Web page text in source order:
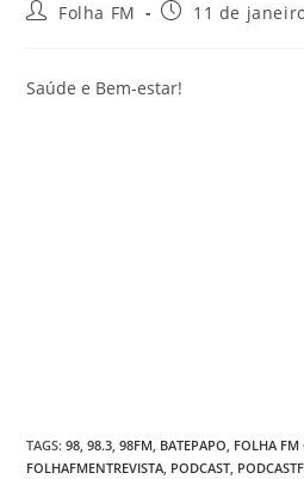
Folha FM 11 de
Saúde e Bem-estar!
TAGS:98 98.3 98FM BATEPAPO FOLHA FM
FOLHAFMENTREVISTA PODCAST